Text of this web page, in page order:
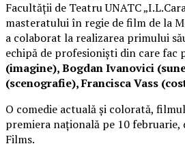
Facultății de Teatru UNATC
masteratului în regie de film de la
a colaborat la realizarea primului
echipă de profesioniști din care fac
(imagine), Bogdan Ivanovici
(scenografie), Francisca Vass
O comedie actuală și colorată, filmul
premiera națională pe 10 februarie,
Films.